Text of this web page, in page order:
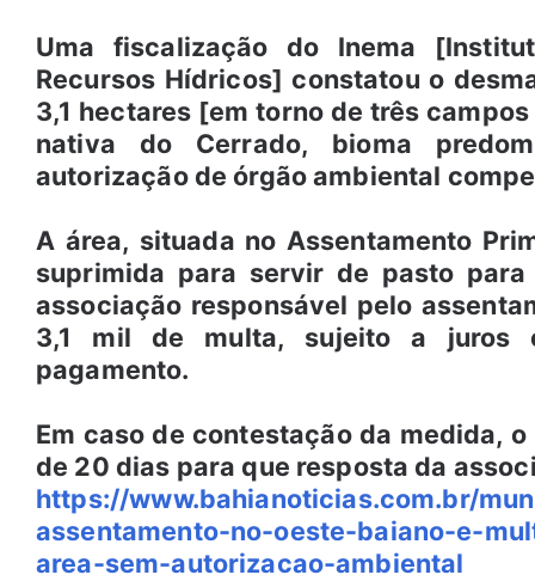
Uma fiscalização do Inema
Recursos Hídricos] constatou o
3,1 hectares [em torno de três
nativa do Cerrado, bioma
autorização de órgão ambiental
A área, situada no Assentamento
suprimida para servir de pasto
associação responsável pelo
3,1 mil de multa, sujeito a juros
pagamento.
Em caso de contestação da medida,
de 20 dias para que resposta da
https://www.bahianoticias.com.br/
assentamento-no-oeste-baiano-e-
area-sem-autorizacao-ambiental